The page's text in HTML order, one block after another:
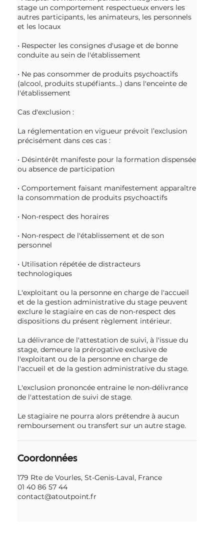
stage un comportement respectueux envers les
autres participants, les animateurs, les personnels
et les locaux
• Respecter les consignes d'usage et de bonne
conduite au sein de l'établissement
• Ne pas consommer de produits psychoactifs
(alcool, produits stupéfiants...) dans l'enceinte de
l'établissement
Cas d'exclusion :
La réglementation en vigueur prévoit l’exclusion
précisément dans ces cas :
• Désintérêt manifeste pour la formation dispensée
ou absence de participation
• Comportement faisant manifestement apparaître
la consommation de produits psychoactifs
• Non-respect des horaires
• Non-respect de l'établissement et de son
personnel
• Utilisation répétée de distracteurs
technologiques
L'exploitant ou la personne en charge de l'accueil
et de la gestion administrative du stage peuvent
exclure le stagiaire en cas de non-respect des
dispositions du présent règlement intérieur.
La délivrance de l'attestation de suivi, à l'issue du
stage, demeure la prérogative exclusive de
l'exploitant ou de la personne en charge de
l'accueil et de la gestion administrative du stage.
L'exclusion prononcée entraine le non-délivrance
de l'attestation de suivi de stage.
Le stagiaire ne pourra alors prétendre à aucun
remboursement ou transfert sur un autre stage.
Coordonnées
179 Rte de Vourles, St-Genis-Laval, France
01 40 86 57 44
contact@atoutpoint.fr